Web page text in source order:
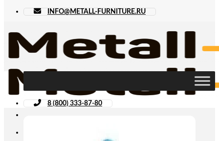
INFO@METALL-FURNITURE.RU
8 (800) 333-87-80